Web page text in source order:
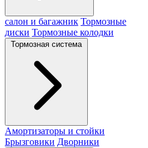
салон и багажник Тормозные
диски Тормозные колодки
Тормозная система
Амортизаторы и стойки
Брызговики Дворники